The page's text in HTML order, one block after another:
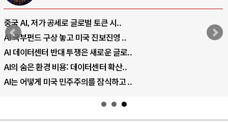
중국 AI, 저가 공세로 글로벌 토큰 시..
AI 국부펀드 구상 놓고 미국 진보진영 ..
AI 데이터센터 반대 투쟁은 새로운 글로..
AI의 숨은 환경 비용: 데이터센터 확산..
AI는 어떻게 미국 민주주의를 잠식하고 ..